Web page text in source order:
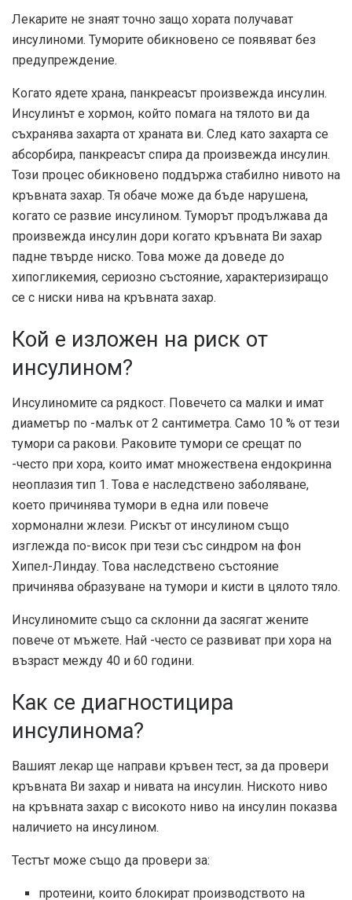
Лекарите не знаят точно защо хората получават
инсулиноми. Туморите обикновено се появяват без
предупреждение.
Когато ядете храна, панкреасът произвежда инсулин.
Инсулинът е хормон, който помага на тялото ви да
съхранява захарта от храната ви. След като захарта се
абсорбира, панкреасът спира да произвежда инсулин.
Този процес обикновено поддържа стабилно нивото на
кръвната захар. Тя обаче може да бъде нарушена,
когато се развие инсулином. Туморът продължава да
произвежда инсулин дори когато кръвната Ви захар
падне твърде ниско. Това може да доведе до
хипогликемия, сериозно състояние, характеризиращо
се с ниски нива на кръвната захар.
Кой е изложен на риск от
инсулином?
Инсулиномите са рядкост. Повечето са малки и имат
диаметър по -малък от 2 сантиметра. Само 10 % от тези
тумори са ракови. Раковите тумори се срещат по
-често при хора, които имат множествена ендокринна
неоплазия тип 1. Това е наследствено заболяване,
което причинява тумори в една или повече
хормонални жлези. Рискът от инсулином също
изглежда по-висок при тези със синдром на фон
Хипел-Линдау. Това наследствено състояние
причинява образуване на тумори и кисти в цялото тяло.
Инсулиномите също са склонни да засягат жените
повече от мъжете. Най -често се развиват при хора на
възраст между 40 и 60 години.
Как се диагностицира
инсулинома?
Вашият лекар ще направи кръвен тест, за да провери
кръвната Ви захар и нивата на инсулин. Ниското ниво
на кръвната захар с високото ниво на инсулин показва
наличието на инсулином.
Тестът може също да провери за:
протеини, които блокират производството на